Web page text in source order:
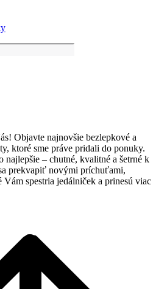
Objavte najnovšie bezlepkové a
ktoré sme práve pridali do ponuky.
najlepšie – chutné, kvalitné a šetrné k
prekvapiť novými príchuťami,
Vám spestria jedálniček a prinesú viac